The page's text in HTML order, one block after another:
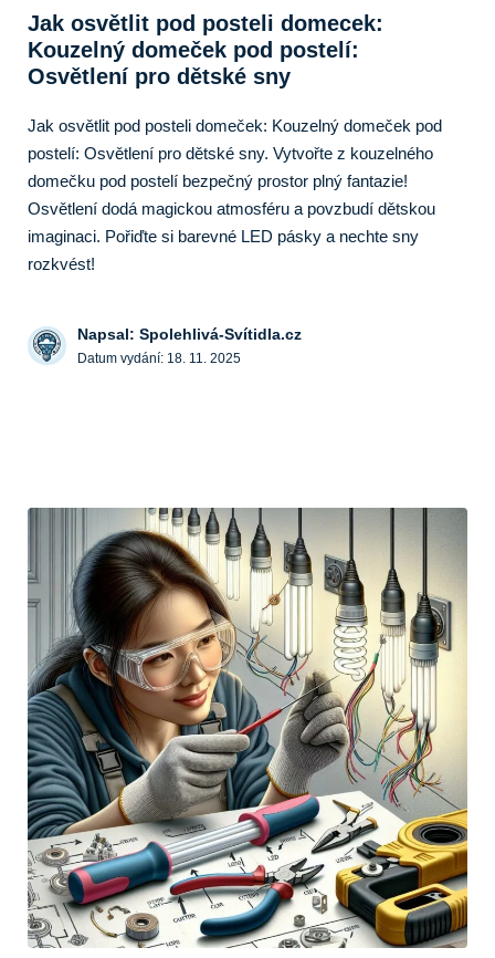
Jak osvětlit pod posteli domecek:
Kouzelný domeček pod postelí:
Osvětlení pro dětské sny
Jak osvětlit pod posteli domeček: Kouzelný domeček pod
postelí: Osvětlení pro dětské sny. Vytvořte z kouzelného
domečku pod postelí bezpečný prostor plný fantazie!
Osvětlení dodá magickou atmosféru a povzbudí dětskou
imaginaci. Pořiďte si barevné LED pásky a nechte sny
rozkvést!
Napsal: Spolehlivá-Svítidla.cz
Datum vydání: 18. 11. 2025